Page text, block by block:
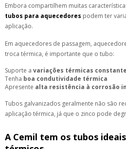
Embora compartilhem muitas
tubos para aquecedores podem ter
aplicação.
Em aquecedores de passagem,
troca térmica, é importante que o tubo:
Suporte a variações térmicas
Tenha boa condutividade térmica
Apresente alta resistência à corrosão
Tubos galvanizados geralmente não são
aplicação térmica, já que o zinco pode
A Cemil tem os tubos